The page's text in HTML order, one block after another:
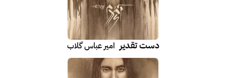
دست تقدیر امیر عباس گلاب